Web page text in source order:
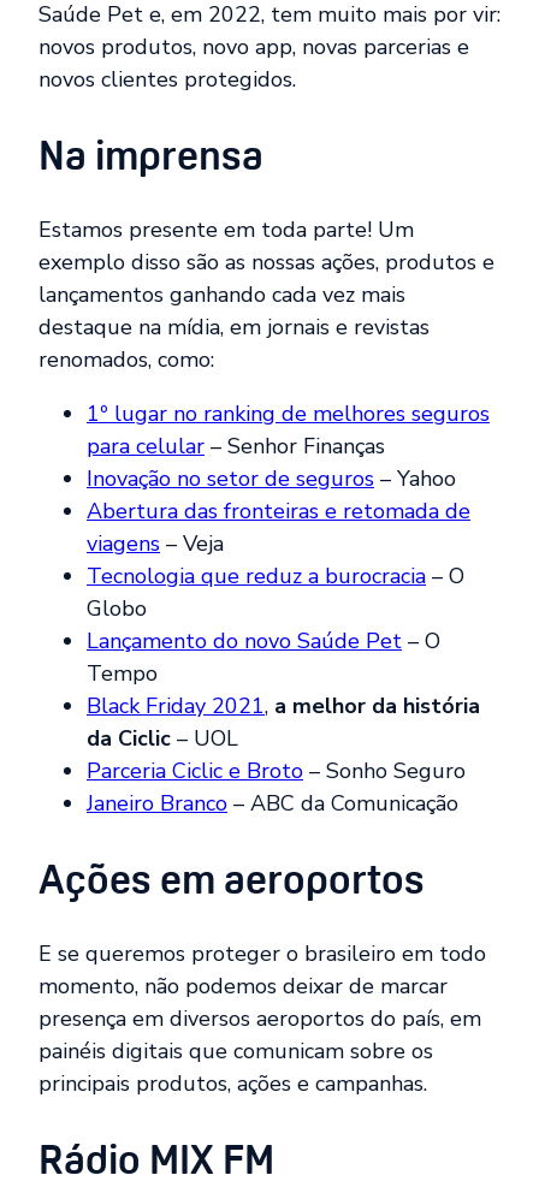
Saúde Pet e, em 2022, tem muito mais por vir:
novos produtos, novo app, novas parcerias e
novos clientes protegidos.
Na imprensa
Estamos presente em toda parte! Um
exemplo disso são as nossas ações, produtos e
lançamentos ganhando cada vez mais
destaque na mídia, em jornais e revistas
renomados, como:
1º lugar no ranking de melhores seguros
para celular – Senhor Finanças
Inovação no setor de seguros – Yahoo
Abertura das fronteiras e retomada de
viagens – Veja
Tecnologia que reduz a burocracia – O
Globo
Lançamento do novo Saúde Pet – O
Tempo
Black Friday 2021, a melhor da história
da Ciclic – UOL
Parceria Ciclic e Broto – Sonho Seguro
Janeiro Branco – ABC da Comunicação
Ações em aeroportos
E se queremos proteger o brasileiro em todo
momento, não podemos deixar de marcar
presença em diversos aeroportos do país, em
painéis digitais que comunicam sobre os
principais produtos, ações e campanhas.
Rádio MIX FM